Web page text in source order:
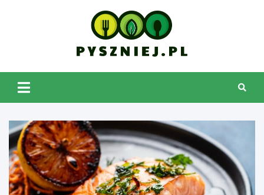
pyszniej.pl